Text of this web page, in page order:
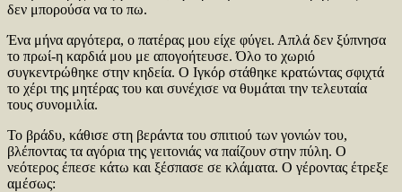
δεν μπορούσα να το πω.
Ένα μήνα αργότερα, ο πατέρας μου είχε φύγει. Απλά δεν ξύπνησα
το πρωί-η καρδιά μου με απογοήτευσε. Όλο το χωριό
συγκεντρώθηκε στην κηδεία. Ο Ιγκόρ στάθηκε κρατώντας σφιχτά
το χέρι της μητέρας του και συνέχισε να θυμάται την τελευταία
τους συνομιλία.
Το βράδυ, κάθισε στη βεράντα του σπιτιού των γονιών του,
βλέποντας τα αγόρια της γειτονιάς να παίζουν στην πύλη. Ο
νεότερος έπεσε κάτω και ξέσπασε σε κλάματα. Ο γέροντας έτρεξε
αμέσως: